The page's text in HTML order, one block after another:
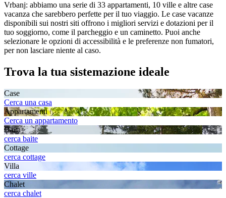
Vrbanj: abbiamo una serie di 33 appartamenti, 10 ville e altre case
vacanza che sarebbero perfette per il tuo viaggio. Le case vacanze
disponibili sui nostri siti offrono i migliori servizi e dotazioni per il
tuo soggiorno, come il parcheggio e un caminetto. Puoi anche
selezionare le opzioni di accessibilità e le preferenze non fumatori,
per non lasciare niente al caso.
Trova la tua sistemazione ideale
Case
Cerca una casa
Appartamenti
Cerca un appartamento
Baita
cerca baite
Cottage
cerca cottage
Villa
cerca ville
Chalet
cerca chalet